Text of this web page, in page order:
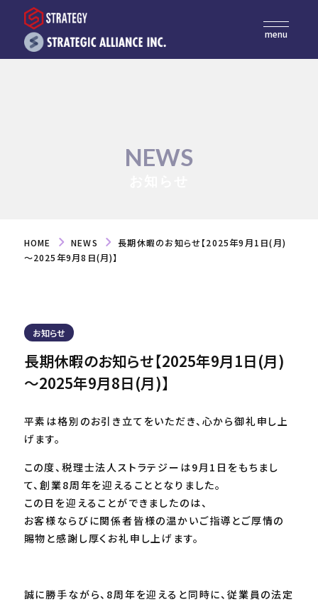
menu
NEWS
HOME NEWS
長期休暇のお知らせ【2025年9月1日(月)
～2025年9月8日(月)】
お知らせ
長期休暇のお知らせ【2025年9月1日(月)
～2025年9月8日(月)】
平素は格別のお引き立てをいただき、心から御礼申し上
げます。
この度、税理士法人ストラテジーは9月1日をもちまし
て、創業8周年を迎えることとなりました。
この日を迎えることができましたのは、
お客様ならびに関係者皆様の温かいご指導とご厚情の
賜物と感謝し厚くお礼申し上げます。
誠に勝手ながら、8周年を迎えると同時に、従業員の法定